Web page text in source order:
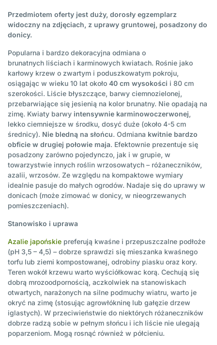
Przedmiotem oferty jest duży, dorosły egzemplarz
widoczny na zdjęciach, z uprawy gruntowej, posadzony do
donicy.
Popularna i bardzo dekoracyjna odmiana o
brunatnych liściach i karminowych kwiatach. Rośnie jako
karłowy krzew o zwartym i poduszkowatym pokroju,
osiągając w wieku 10 lat około 40 cm wysokości i 80 cm
szerokości. Liście błyszczące, barwy ciemnozielonej,
przebarwiające się jesienią na kolor brunatny. Nie opadają na
zimę. Kwiaty barwy intensywnie karminowoczerwonej,
lekko ciemniejsze w środku, dosyć duże (około 4-5 cm
średnicy). Nie bledną na słońcu. Odmiana kwitnie bardzo
obficie w drugiej połowie maja. Efektownie prezentuje się
posadzony zarówno pojedynczo, jak i w grupie, w
towarzystwie innych roślin wrzosowatych – różaneczników,
azalii, wrzosów. Ze względu na kompaktowe wymiary
idealnie pasuje do małych ogrodów. Nadaje się do uprawy w
donicach (może zimować w donicy, w nieogrzewanych
pomieszczeniach).
Stanowisko i uprawa
Azalie japońskie preferują kwaśne i przepuszczalne podłoże
(pH 3,5 – 4,5) – dobrze sprawdzi się mieszanka kwaśnego
torfu lub ziemi kompostowanej, odrobiny piasku oraz kory.
Teren wokół krzewu warto wyściółkowac korą. Cechują się
dobrą mrozoodpornością, aczkolwiek na stanowiskach
otwartych, narażonych na silne podmuchy wiatru, warto je
okryć na zimę (stosując agrowłókninę lub gałęzie drzew
iglastych). W przeciwieństwie do niektórych różaneczników
dobrze radzą sobie w pełnym słońcu i ich liście nie ulegają
poparzeniom. Mogą rosnąć również w półcieniu.